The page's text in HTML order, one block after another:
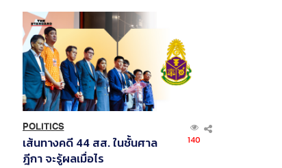
POLITICS
เส้นทางคดี 44 สส. ในชั้นศาล
ฎีกา จะรู้ผลเมื่อไร
140